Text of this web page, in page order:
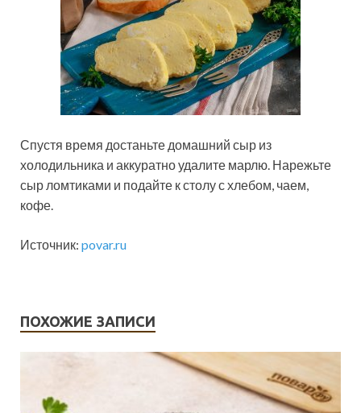
Спустя время достаньте домашний сыр из
холодильника и аккуратно удалите марлю. Нарежьте
сыр ломтиками и подайте к столу с хлебом, чаем,
кофе.
Источник: povar.ru
ПОХОЖИЕ ЗАПИСИ